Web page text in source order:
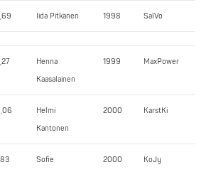
Iida Pitkänen 1998 SalVo
Henna
Kaasalainen
1999 MaxPower
Helmi
Kantonen
2000 KarstKi
Sofie 2000 KoJy